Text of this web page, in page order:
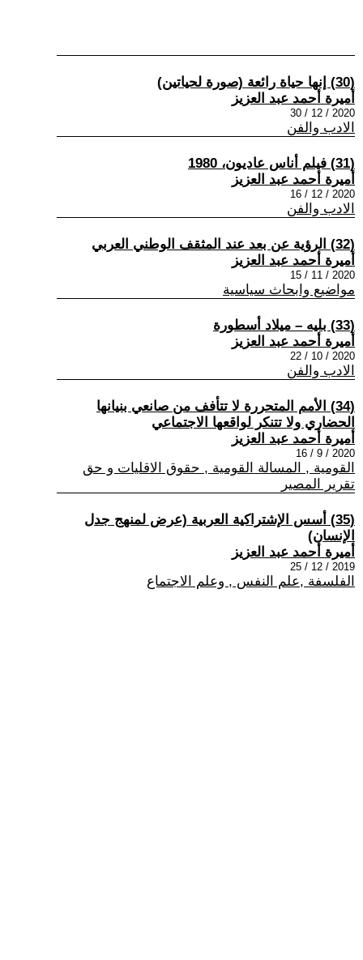
(30) إنها حياة رائعة (صورة لحياتين)
أميرة أحمد عبد العزيز
2020 / 12 / 30
الادب والفن
(31) فيلم أناس عاديون، 1980
أميرة أحمد عبد العزيز
2020 / 12 / 16
الادب والفن
(32) الرؤية عن بعد عند المثقف الوطني العربي
أميرة أحمد عبد العزيز
2020 / 11 / 15
مواضيع وابحاث سياسية
(33) بليه – ميلاد أسطورة
أميرة أحمد عبد العزيز
2020 / 10 / 22
الادب والفن
(34) الأمم المتحررة لا تتأفف من صانعي بنيانها
الحضاري ولا تتنكر لواقعها الاجتماعي
أميرة أحمد عبد العزيز
2020 / 9 / 16
القومية , المسالة القومية , حقوق الاقليات و حق
تقرير المصير
(35) أسس الإشتراكية العربية (عرض لمنهج جدل
الإنسان)
أميرة أحمد عبد العزيز
2019 / 12 / 25
الفلسفة ,علم النفس , وعلم الاجتماع